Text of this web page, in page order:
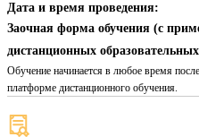
Дата и время проведения:
Заочная форма обучения (с
дистанционных
Обучение начинается в любое время
платформе дистанционного обучения.